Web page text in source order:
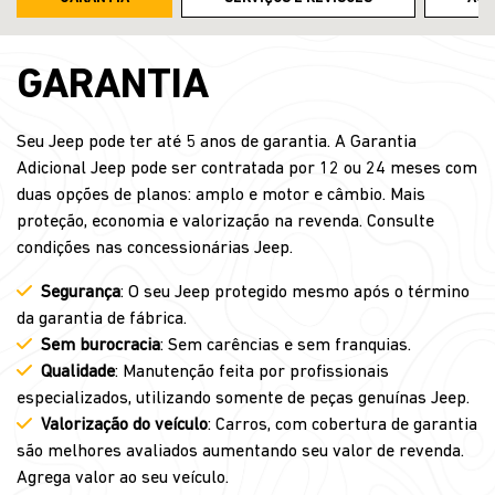
GARANTIA
Seu Jeep pode ter até 5 anos de garantia. A Garantia
Adicional Jeep pode ser contratada por 12 ou 24 meses com
duas opções de planos: amplo e motor e câmbio. Mais
proteção, economia e valorização na revenda. Consulte
condições nas concessionárias Jeep.
Segurança: O seu Jeep protegido mesmo após o término
da garantia de fábrica.
Sem burocracia: Sem carências e sem franquias.
Qualidade: Manutenção feita por profissionais
especializados, utilizando somente de peças genuínas Jeep.
Valorização do veículo: Carros, com cobertura de garantia
são melhores avaliados aumentando seu valor de revenda.
Agrega valor ao seu veículo.